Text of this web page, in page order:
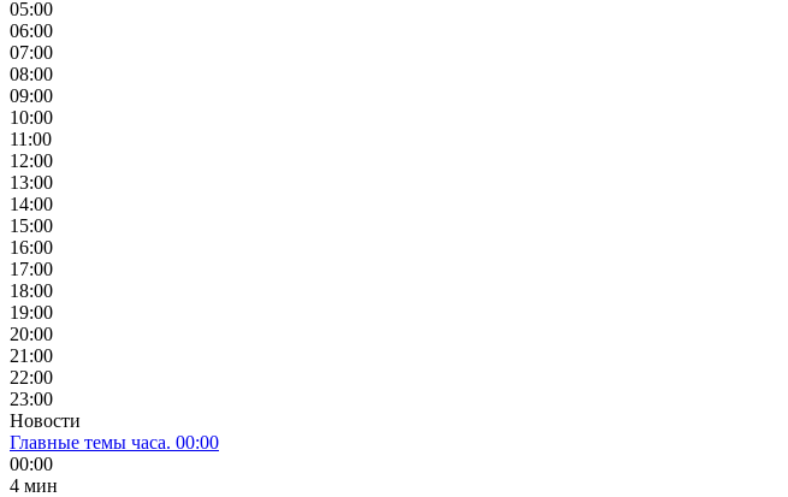
05:00
06:00
07:00
08:00
09:00
10:00
11:00
12:00
13:00
14:00
15:00
16:00
17:00
18:00
19:00
20:00
21:00
22:00
23:00
Новости
Главные темы часа. 00:00
00:00
4 мин